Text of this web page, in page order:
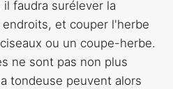
faudra surélever la
et couper l'herbe
ou un coupe-herbe.
ne sont pas non plus
tondeuse peuvent alors